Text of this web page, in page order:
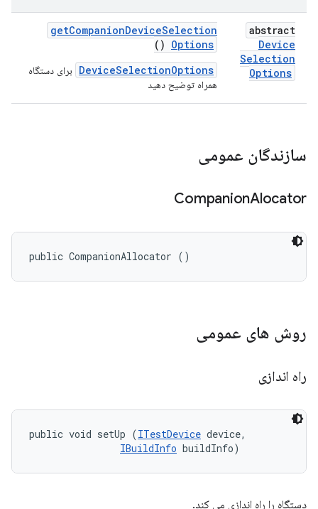
abstract
Device
Selection
Options
getCompanionDeviceSelection
Options
()
DeviceSelectionOptions
برای دستگاه
همراه توضیح دهید
سازندگان عمومی
CompanionAlocator
public CompanionAllocator ()
روش های عمومی
راه اندازی
public void setUp (ITestDevice device,
IBuildInfo buildInfo)
دستگاه را راه اندازی می کند.